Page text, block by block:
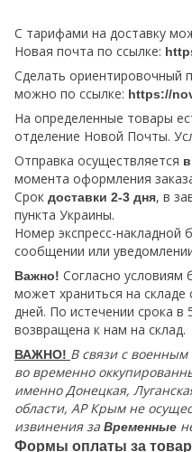
С тарифами на доставку
Новая почта по ссылке:
Сделать ориентировочный
можно по ссылке: https://
На определенные товары
отделение Новой Почты.
Отправка осуществляется
момента оформления
Срок доставки 2-3 дня, в
пункта Украины.
Номер экспресс-накладной
сообщении или
Важно! Согласно условиям
может храниться на
дней. По истечении срока в
возвращена к нам на склад.
ВАЖНО! В связи с военным
во временно
именно Донецкая,
области, АР Крым не
извинения за Временные
Формы оплаты за